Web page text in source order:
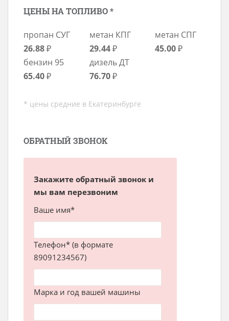
ЦЕНЫ НА ТОПЛИВО *
пропан СУГ
26.88₽
метан КПГ
29.44₽
метан СПГ
45.00₽
бензин 95
65.40₽
дизель ДТ
76.70₽
* цены средние в Екатеринбурге
ОБРАТНЫЙ ЗВОНОК
Закажите обратный звонок и
мы вам перезвоним
Ваше имя*
Телефон* (в формате
89091234567)
Марка и год вашей машины